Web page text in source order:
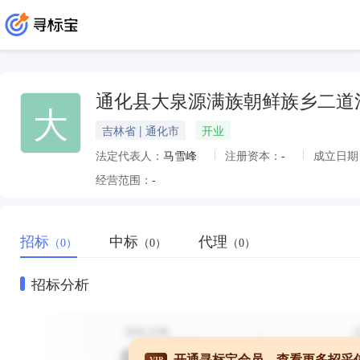
大 通化县大泉源满族朝鲜族乡二
吉林省 | 通化市
开业
法定代表人： 马雪峰 注册资本： -
成立日
经营范围： -
招标 （0） 中标 （0） 代理 （0）
招标分析